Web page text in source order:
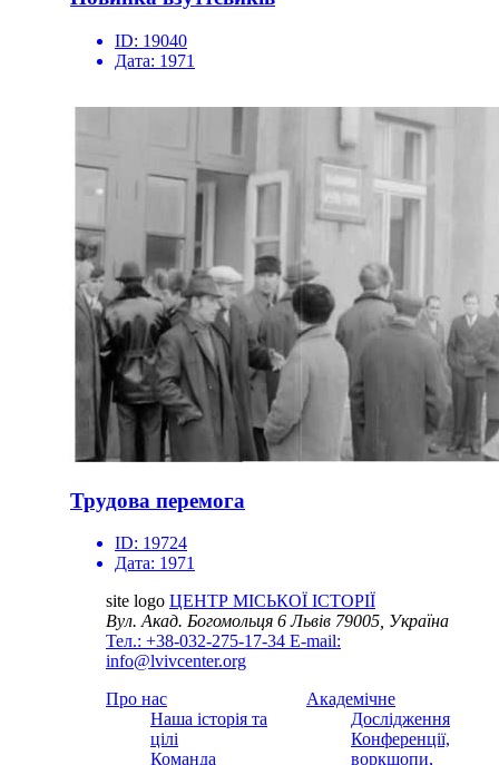
ID: 19040
Дата: 1971
Трудова перемога
ID: 19724
Дата: 1971
site logo ЦЕНТР МІСЬКОЇ ІСТОРІЇ
Вул. Акад. Богомольця 6Львів 79005, Україна
Тел.: +38-032-275-17-34 E-mail:
info@lvivcenter.org
Про нас
Наша історія та
цілі
Команда
Академічне
Дослідження
Конференції,
воркшопи,